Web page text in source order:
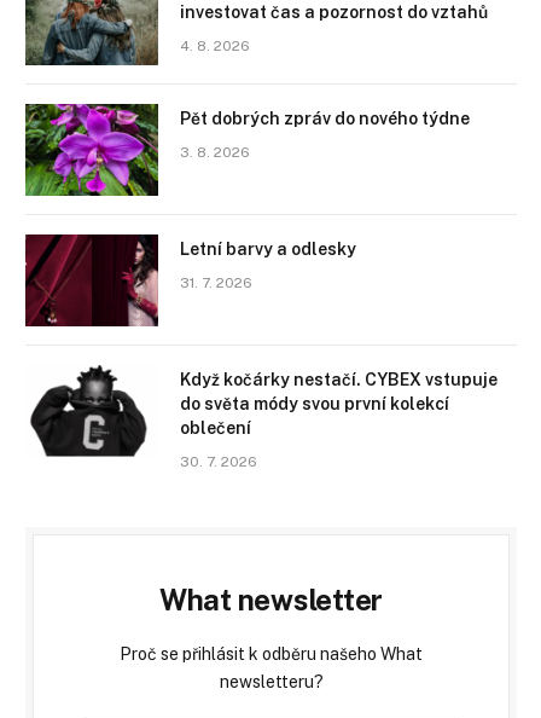
investovat čas a pozornost do vztahů
4. 8. 2026
Pět dobrých zpráv do nového týdne
3. 8. 2026
Letní barvy a odlesky
31. 7. 2026
Když kočárky nestačí. CYBEX vstupuje
do světa módy svou první kolekcí
oblečení
30. 7. 2026
What newsletter
Proč se přihlásit k odběru našeho What
newsletteru?